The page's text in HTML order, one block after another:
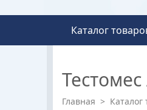
Каталог
Главная > Каталог